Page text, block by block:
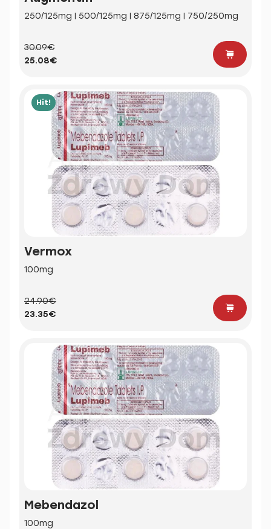
250/125mg | 500/125mg | 875/125mg | 750/250mg
30.09€
25.08€
Hit!
Vermox
100mg
24.90€
23.35€
Mebendazol
100mg